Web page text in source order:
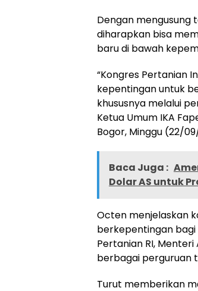
Dengan mengusung
diharapkan bisa
baru di bawah
“Kongres Pertanian
kepentingan untuk
khususnya melalui
Ketua Umum IKA
Bogor, Minggu (22/
Baca Juga :
Dolar AS untuk
Octen menjelaskan
berkepentingan bagi
Pertanian RI, Menteri
berbagai perguruan
Turut memberikan